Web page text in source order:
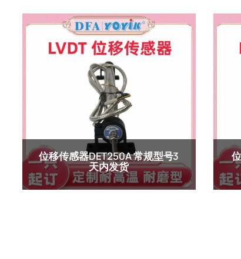
位移传感器DET250A 常规型号3
天内发货